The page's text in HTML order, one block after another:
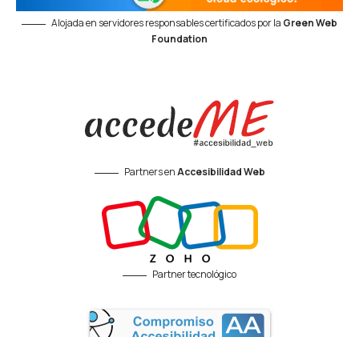
Alojada en servidores responsables certificados por la Green Web
Foundation
Partners enAccesibilidad Web
Partner tecnológico